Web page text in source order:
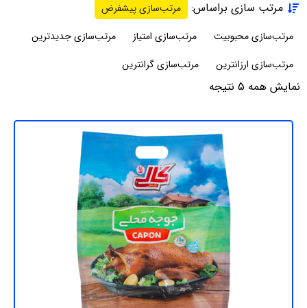
نمایش همه 5 نتیجه
مرتب سازی براساس:
مرتب‌سازی پیشفرض
مرتب‌سازی محبوبیت
مرتب‌سازی امتیاز
مرتب‌سازی جدیدترین
مرتب‌سازی ارزانترین
مرتب‌سازی گرانترین